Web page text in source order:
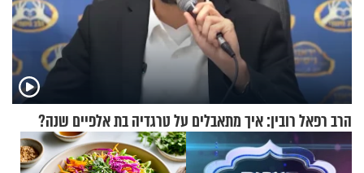
הרב רפאל רובין: איך מתאבלים על טרגדיה בת אלפיים שנה?